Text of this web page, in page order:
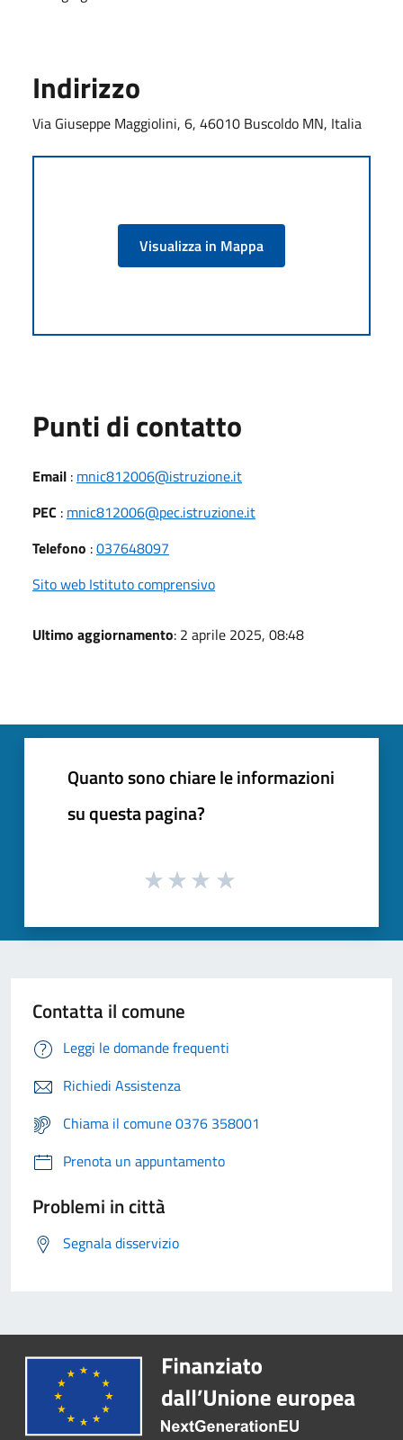
Indirizzo
Via Giuseppe Maggiolini, 6, 46010 Buscoldo MN, Italia
Visualizza in Mappa
Punti di contatto
Email : mnic812006@istruzione.it
PEC : mnic812006@pec.istruzione.it
Telefono :037648097
Sito web Istituto comprensivo
Ultimo aggiornamento: 2 aprile 2025, 08:48
Quanto sono chiare le informazioni
su questa pagina?
Contatta il comune
Leggi le domande frequenti
Richiedi Assistenza
Chiama il comune 0376 358001
Prenota un appuntamento
Problemi in città
Segnala disservizio